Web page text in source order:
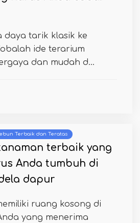
daya tarik klasik ke
ide terarium
dan mudah d...
Terbaik dan Teratas
terbaik yang
Anda tumbuh di
dapur
ruang kosong di
yang menerima